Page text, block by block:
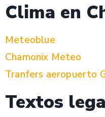
Clima en
Meteoblue
Chamonix Meteo
Tranfers aeropuerto
Textos